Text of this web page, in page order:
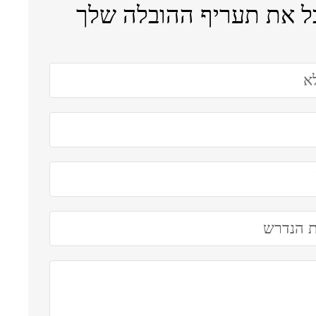
את תעריף ההובלה שלך